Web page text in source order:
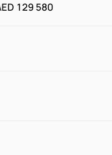
129 580